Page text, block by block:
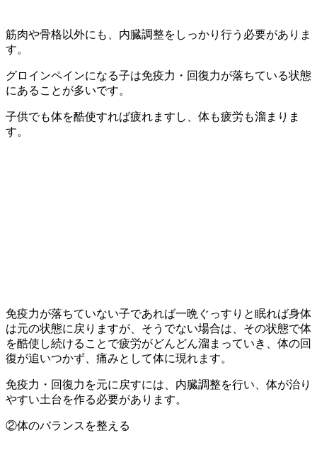
筋肉や骨格以外にも、内臓調整をしっかり行う必要がありま
す。
グロインペインになる子は免疫力・回復力が落ちている状態
にあることが多いです。
子供でも体を酷使すれば疲れますし、体も疲労も溜まりま
す。
免疫力が落ちていない子であれば一晩ぐっすりと眠れば身体
は元の状態に戻りますが、そうでない場合は、その状態で体
を酷使し続けることで疲労がどんどん溜まっていき、体の回
復が追いつかず、痛みとして体に現れます。
免疫力・回復力を元に戻すには、内臓調整を行い、体が治り
やすい土台を作る必要があります。
②体のバランスを整える